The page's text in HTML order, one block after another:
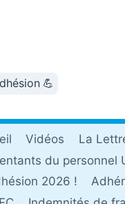
💪
Vidéos
La
du personnel
2026 !